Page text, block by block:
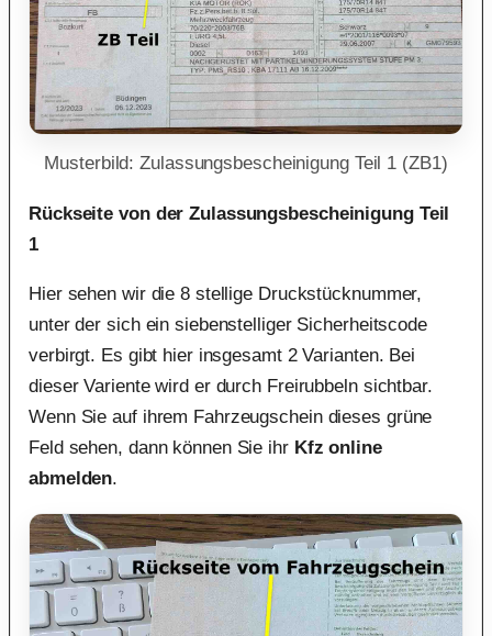
Musterbild: Zulassungsbescheinigung Teil 1 (ZB1)
Rückseite von der Zulassungsbescheinigung Teil
1
Hier sehen wir die 8 stellige Druckstücknummer,
unter der sich ein siebenstelliger Sicherheitscode
verbirgt. Es gibt hier insgesamt 2 Varianten. Bei
dieser Variente wird er durch Freirubbeln sichtbar.
Wenn Sie auf ihrem Fahrzeugschein dieses grüne
Feld sehen, dann können Sie ihr Kfz online
abmelden.